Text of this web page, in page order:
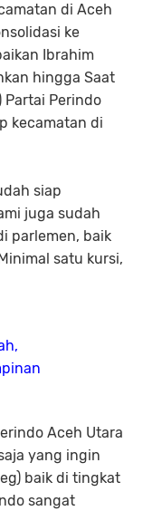
di Aceh
ke
Ibrahim
hingga Saat
Partai Perindo
kecamatan di
siap
juga sudah
parlemen, baik
satu kursi,
Aceh Utara
yang ingin
baik di tingkat
sangat